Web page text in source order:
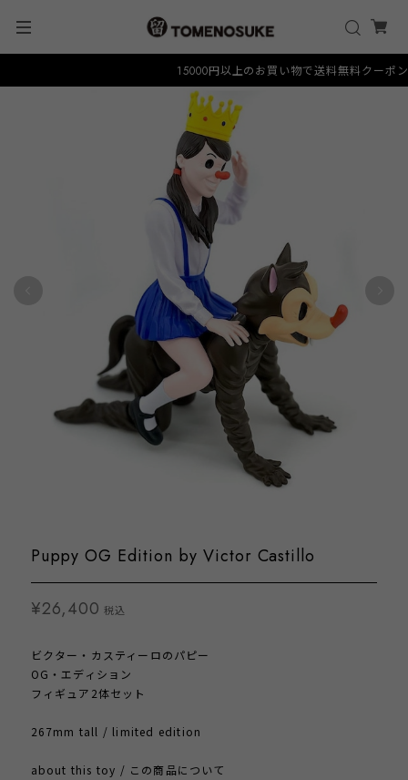
15000円以上のお買い物で送料無料クーポン
Puppy OG Edition by Victor Castillo
¥26,400 税込
ビクター・カスティーロのパピー
OG・エディション
フィギュア2体セット
267mm tall / limited edition
about this toy / この商品について